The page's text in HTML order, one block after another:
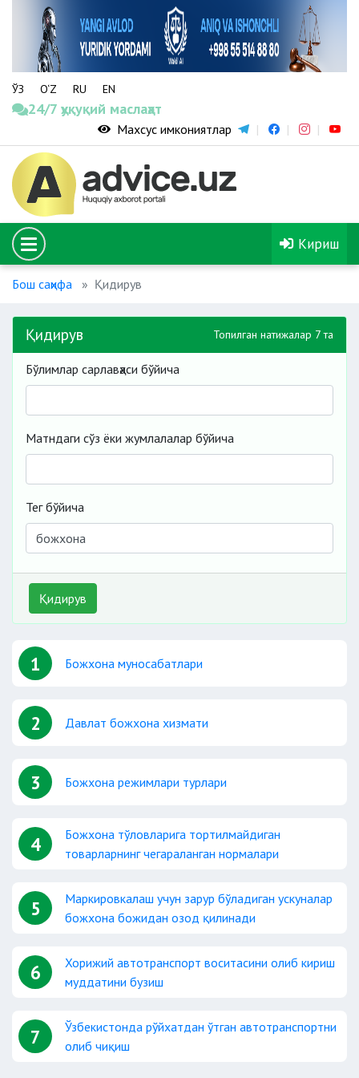
ЎЗ O‘Z RU EN
24/7 ҳуқуқий маслаҳат
Махсус имкониятлар
Кириш
Бош саҳифа Қидирув
Қидирув Топилган натижалар 7 та
Бўлимлар сарлавҳаси бўйича
Матндаги сўз ёки жумлалалар бўйича
Тег бўйича
Қидирув
1 Божхона муносабатлари
2 Давлат божхона хизмати
3 Божхона режимлари турлари
4
Божхона тўловларига тортилмайдиган
товарларнинг чегараланган нормалари
5
Маркировкалаш учун зарур бўладиган ускуналар
божхона божидан озод қилинади
6
Хорижий автотранспорт воситасини олиб кириш
муддатини бузиш
7
Ўзбекистонда рўйхатдан ўтган автотранспортни
олиб чиқиш